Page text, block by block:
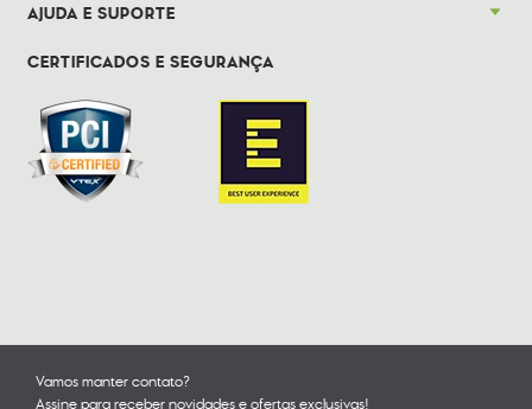
AJUDA E SUPORTE
CERTIFICADOS E SEGURANÇA
Vamos manter contato?